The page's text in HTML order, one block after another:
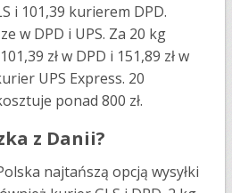
i 101,39 kurierem DPD.
w DPD i UPS. Za 20 kg
zł w DPD i 151,89 zł w
UPS Express. 20
ponad 800 zł.
z Danii?
najtańszą opcją wysyłki